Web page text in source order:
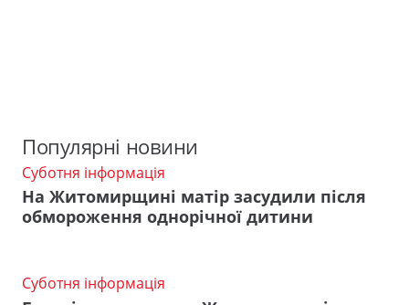
Популярні новини
Суботня інформація
На Житомирщині матір засудили після
обмороження однорічної дитини
Суботня інформація